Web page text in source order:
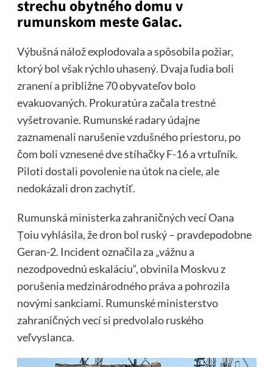
strechu obytného domu v
rumunskom meste Galac.
Výbušná nálož explodovala a spôsobila požiar,
ktorý bol však rýchlo uhasený. Dvaja ľudia boli
zranení a približne 70 obyvateľov bolo
evakuovaných. Prokuratúra začala trestné
vyšetrovanie. Rumunské radary údajne
zaznamenali narušenie vzdušného priestoru, po
čom boli vznesené dve stíhačky F-16 a vrtuľník.
Piloti dostali povolenie na útok na ciele, ale
nedokázali dron zachytiť.
Rumunská ministerka zahraničných vecí Oana
Țoiu vyhlásila, že dron bol ruský – pravdepodobne
Geran-2. Incident označila za „vážnu a
nezodpovednú eskaláciu“, obvinila Moskvu z
porušenia medzinárodného práva a pohrozila
novými sankciami. Rumunské ministerstvo
zahraničných vecí si predvolalo ruského
veľvyslanca.